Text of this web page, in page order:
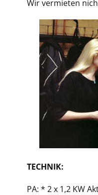
Wir vermieten
TECHNIK:
PA: * 2 x 1,2 KW